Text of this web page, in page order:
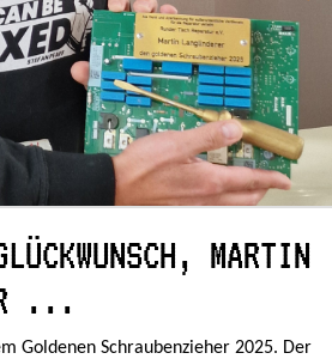
MARTIN
...
Goldenen Schraubenzieher 2025. Der